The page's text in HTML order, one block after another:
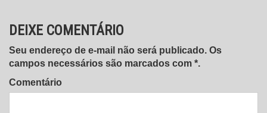
DEIXE COMENTÁRIO
Seu endereço de e-mail não será publicado. Os
campos necessários são marcados com *.
Comentário